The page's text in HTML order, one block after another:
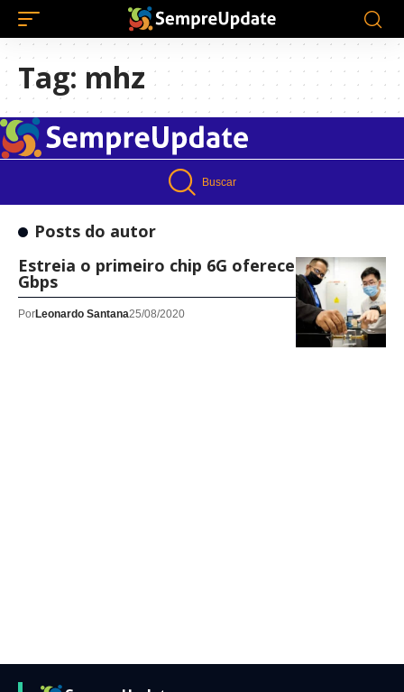
Tag: mhz
Buscar
Posts do autor
Estreia o primeiro chip 6G oferecendo 11
Gbps
PorLeonardo Santana25/08/2020